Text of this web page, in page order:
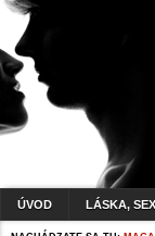
ÚVOD LÁSKA, SEX